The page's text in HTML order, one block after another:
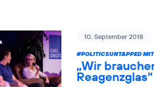
10. September 2018
#POLITICSUNTAPPEDMIT
„Wir
Reagenzglas“